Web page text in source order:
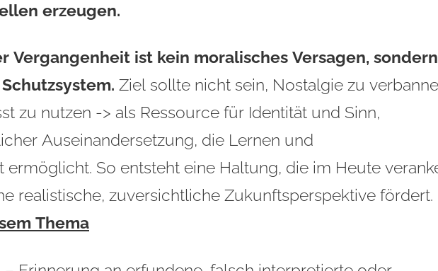
erzeugen.
Vergangenheit ist kein moralisches Versagen, sondern
Ziel sollte nicht sein, Nostalgie zu
zu nutzen -> als Ressource für Identität und Sinn,
Auseinandersetzung, die Lernen und
ermöglicht. So entsteht eine Haltung, die im Heute
realistische, zuversichtliche Zukunftsperspektive fördert.
Thema